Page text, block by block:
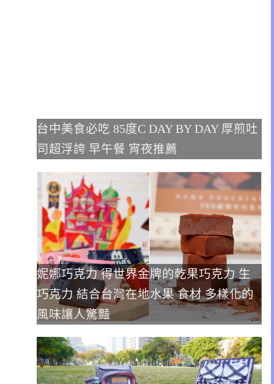
台中美食必吃 85度C DAY BY DAY 厚煎吐
司超浮誇 早午餐 宵夜推薦
妮娜巧克力 得世界金牌的乾果巧克力 生
巧克力 結合台灣在地水果 食材 多樣化的
風味讓人驚豔